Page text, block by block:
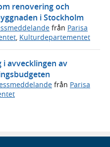
renovering och
i Stockholm
från Parisa
, Kulturdepartementet
i avvecklingen av
från Parisa